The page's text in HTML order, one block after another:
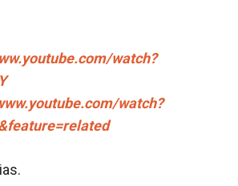
watch?
watch?